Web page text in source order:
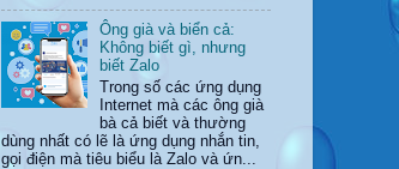
Ông già và biển cả:
Không biết gì, nhưng
biết Zalo
Trong số các ứng dụng
Internet mà các ông già
bà cả biết và thường
dùng nhất có lẽ là ứng dụng nhắn tin,
gọi điện mà tiêu biểu là Zalo và ứn...